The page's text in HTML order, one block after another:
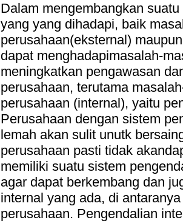
Dalam mengembangkan
yang yang dihadapi, baik
perusahaan(eksternal)
dapat menghadapimasalah-
meningkatkan pengawasan
perusahaan, terutama
perusahaan (internal), yaitu
Perusahaan dengan sistem
lemah akan sulit unutk
perusahaan pasti tidak
memiliki suatu sistem
agar dapat berkembang dan
internal yang ada, di
perusahaan. Pengendalian